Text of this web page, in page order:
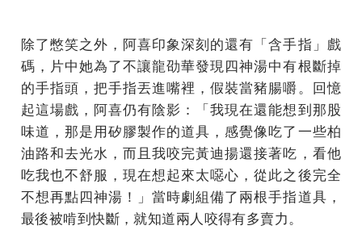
除了憋笑之外，阿喜印象深刻的還有「含手指」戲
碼，片中她為了不讓龍劭華發現四神湯中有根斷掉
的手指頭，把手指丟進嘴裡，假裝當豬腸嚼。回憶
起這場戲，阿喜仍有陰影：「我現在還能想到那股
味道，那是用矽膠製作的道具，感覺像吃了一些柏
油路和去光水，而且我咬完黃迪揚還接著吃，看他
吃我也不舒服，現在想起來太噁心，從此之後完全
不想再點四神湯！」當時劇組備了兩根手指道具，
最後被啃到快斷，就知道兩人咬得有多賣力。